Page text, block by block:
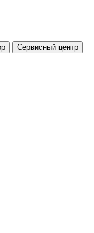
Сервисный центр